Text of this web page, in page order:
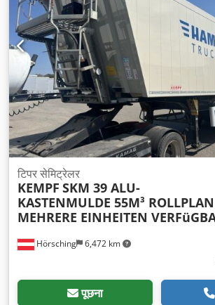
Hörsching 6,472 km
टिपर सेमिट्रेलर
KEMPF SKM 39 ALU-
KASTENMULDE 55M³
MEHRERE EINHEITEN
पूछना